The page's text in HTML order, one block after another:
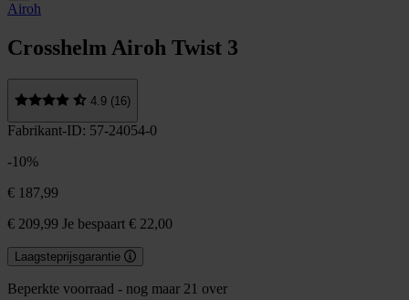
Airoh
Crosshelm Airoh Twist 3
4.9 (16)
Fabrikant-ID: 57-24054-0
-10%
€ 187,99
€ 209,99 Je bespaart € 22,00
Laagsteprijsgarantie
Beperkte voorraad - nog maar 21 over